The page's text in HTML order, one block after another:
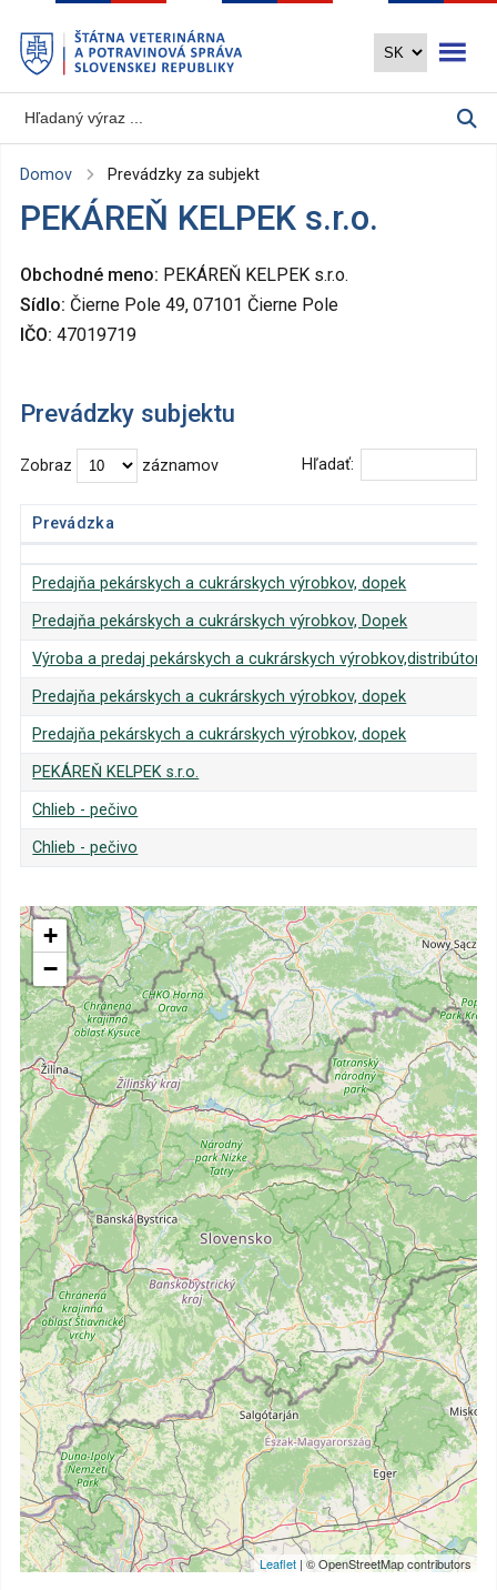
hlavný
obsah
Domov Prevádzky za subjekt
PEKÁREŇ KELPEK s.r.o.
Obchodné meno: PEKÁREŇ KELPEK s.r.o.
Sídlo: Čierne Pole 49, 07101 Čierne Pole
IČO: 47019719
Prevádzky subjektu
Zobraz záznamov Hľadať:
Prevádzka
Predajňa pekárskych a cukrárskych výrobkov, dopek
Predajňa pekárskych a cukrárskych výrobkov, Dopek
Výroba a predaj pekárskych a cukrárskych výrobkov,distribútor
Predajňa pekárskych a cukrárskych výrobkov, dopek
Predajňa pekárskych a cukrárskych výrobkov, dopek
PEKÁREŇ KELPEK s.r.o.
Chlieb - pečivo
Chlieb - pečivo
+
−
Leaflet | © OpenStreetMap contributors